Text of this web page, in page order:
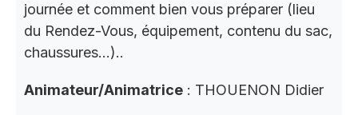
journée et comment bien vous préparer (lieu
du Rendez-Vous, équipement, contenu du sac,
chaussures…)..
Animateur/Animatrice : THOUENON Didier